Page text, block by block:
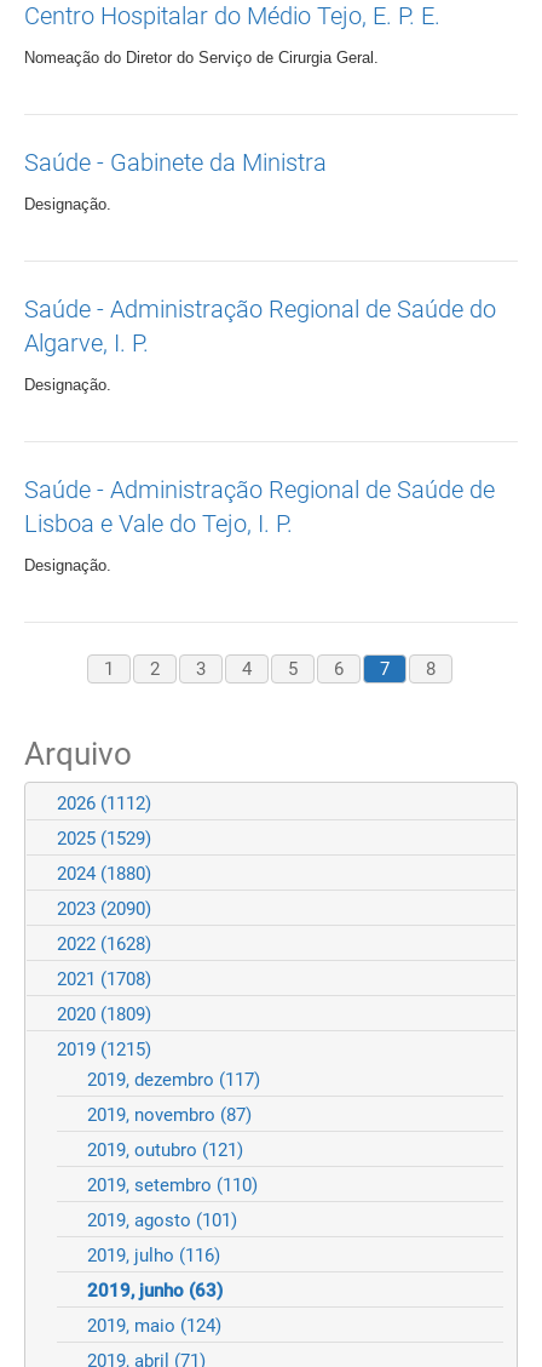
Centro Hospitalar do Médio Tejo, E. P. E.
Nomeação do Diretor do Serviço de Cirurgia Geral.
Saúde - Gabinete da Ministra
Designação.
Saúde - Administração Regional de Saúde do
Algarve, I. P.
Designação.
Saúde - Administração Regional de Saúde de
Lisboa e Vale do Tejo, I. P.
Designação.
1 2 3 4 5 6 7 8
Arquivo
2026 (1112)
2025 (1529)
2024 (1880)
2023 (2090)
2022 (1628)
2021 (1708)
2020 (1809)
2019 (1215)
2019, dezembro (117)
2019, novembro (87)
2019, outubro (121)
2019, setembro (110)
2019, agosto (101)
2019, julho (116)
2019, junho (63)
2019, maio (124)
2019, abril (71)